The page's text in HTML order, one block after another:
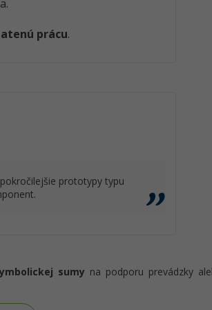
prácu.
prototypy typu
sumy na podporu prevádzky